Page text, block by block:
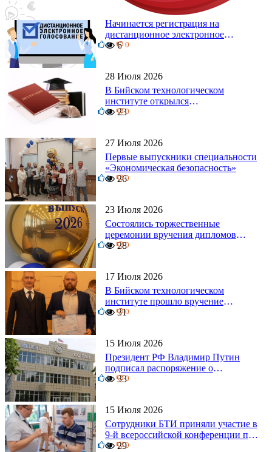
4 Августа 2026
Начинается регистрация на
дистанционное электронное
голосование на выборы!
0 0
6
28 Июля 2026
В Бийском технологическом
институте открылся
диссертационный совет!
0 0
23
27 Июля 2026
Первые выпускники специальности
«Экономическая безопасность»
0 0
26
23 Июля 2026
Состоялись торжественные
церемонии вручения дипломов
выпускникам БТИ
0 0
28
17 Июля 2026
В Бийском технологическом
институте прошло вручение
дипломов
0 0
31
15 Июля 2026
Президент РФ Владимир Путин
подписал распоряжение о
поощрении граждан и трудовых
0 0
33
15 Июля 2026
Сотрудники БТИ приняли участие в
9-й всероссийской конференции по
задачам со свободными границами
0 0
29